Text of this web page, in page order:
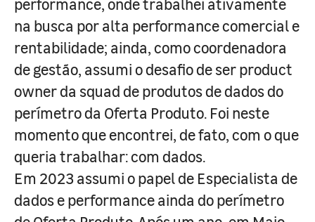
na busca por alta performance comercial e
rentabilidade; ainda, como coordenadora
de gestão, assumi o desafio de ser product
owner da squad de produtos de dados do
perímetro da Oferta Produto. Foi neste
momento que encontrei, de fato, com o que
queria trabalhar: com dados.
Em 2023 assumi o papel de Especialista de
dados e performance ainda do perímetro